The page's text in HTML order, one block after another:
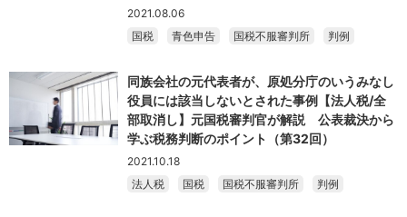
2021.08.06
国税
青色申告 国税不服審判所 判例
同族会社の元代表者が、原処分庁のいうみなし
役員には該当しないとされた事例【法人税/全
部取消し】元国税審判官が解説 公表裁決から
学ぶ税務判断のポイント（第32回）
2021.10.18
法人税
国税 国税不服審判所 判例